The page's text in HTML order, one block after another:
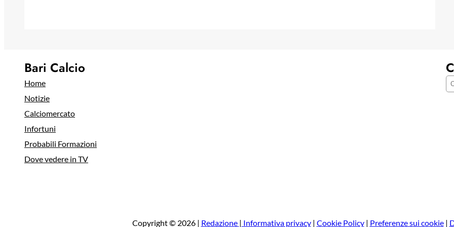
Bari Calcio
Home
Notizie
Calciomercato
Infortuni
Probabili Formazioni
Dove vedere in TV
C
Copyright © 2026 | Redazione | Informativa privacy| Cookie Policy| Preferenze sui cookie|